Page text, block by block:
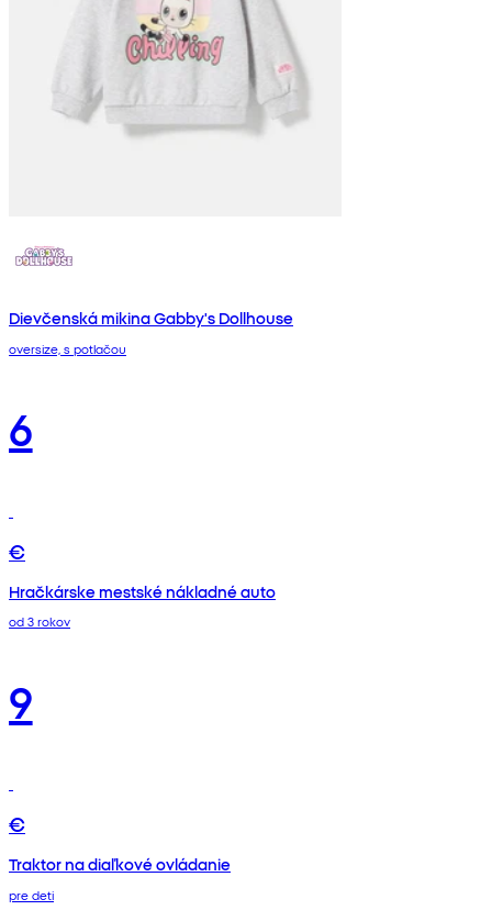
Dievčenská mikina Gabby's Dollhouse
oversize, s potlačou
6
€
Hračkárske mestské nákladné auto
od 3 rokov
9
€
Traktor na diaľkové ovládanie
pre deti